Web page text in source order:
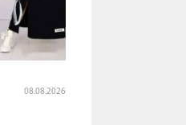
08.08.2026